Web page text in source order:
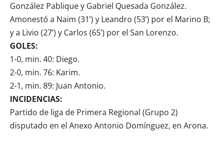
González Pablique y Gabriel Quesada González.
Amonestó a Naim (31’) y Leandro (53’) por el Marino B;
y a Livio (27’) y Carlos (65’) por el San Lorenzo.
GOLES:
1-0, min. 40: Diego.
2-0, min. 76: Karim.
2-1, min. 89: Juan Antonio.
INCIDENCIAS:
Partido de liga de Primera Regional (Grupo 2)
disputado en el Anexo Antonio Domínguez, en Arona.